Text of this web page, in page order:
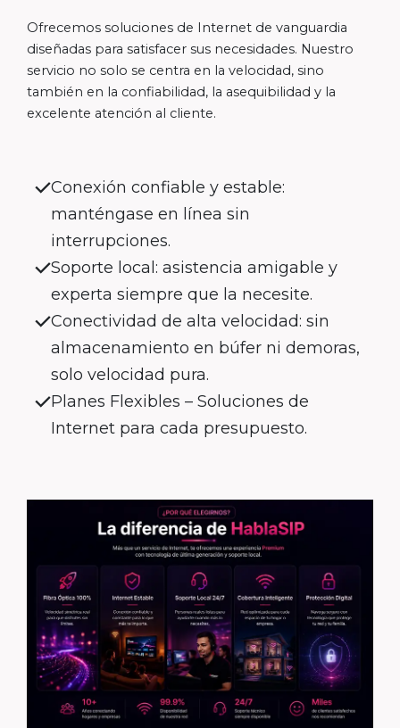
Ofrecemos soluciones de Internet de vanguardia
diseñadas para satisfacer sus necesidades. Nuestro
servicio no solo se centra en la velocidad, sino
también en la confiabilidad, la asequibilidad y la
excelente atención al cliente.
Conexión confiable y estable:
manténgase en línea sin
interrupciones.
Soporte local: asistencia amigable y
experta siempre que la necesite.
Conectividad de alta velocidad: sin
almacenamiento en búfer ni demoras,
solo velocidad pura.
Planes Flexibles – Soluciones de
Internet para cada presupuesto.